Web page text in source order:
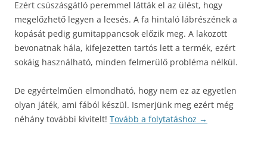
Ezért csúszásgátló peremmel látták el az ülést, hogy
megelőzhető legyen a leesés. A fa hintaló lábrészének a
kopását pedig gumitappancsok előzik meg. A lakozott
bevonatnak hála, kifejezetten tartós lett a termék, ezért
sokáig használható, minden felmerülő probléma nélkül.
De egyértelműen elmondható, hogy nem ez az egyetlen
olyan játék, ami fából készül. Ismerjünk meg ezért még
néhány további kivitelt! Tovább a folytatáshoz →